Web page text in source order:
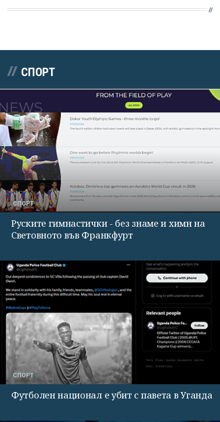
СПОРТ
СПОРТ
Руските гимнастички - без знаме и химн на
Световното във Франкфурт
СПОРТ
Футболен национал е убит с павета в Уганда